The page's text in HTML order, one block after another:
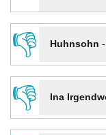
👎
Huhnsohn -
👎
Ina